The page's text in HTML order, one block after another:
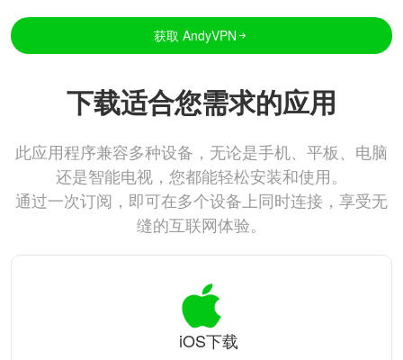
获取 AndyVPN
下载适合您需求的应用
此应用程序兼容多种设备，无论是手机、平板、电脑
还是智能电视，您都能轻松安装和使用。
通过一次订阅，即可在多个设备上同时连接，享受无
缝的互联网体验。
iOS下载